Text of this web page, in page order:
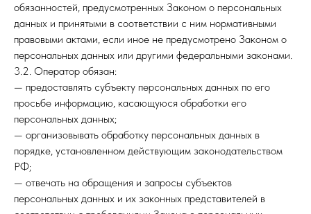
обязанностей, предусмотренных Законом о персональных
данных и принятыми в соответствии с ним нормативными
правовыми актами, если иное не предусмотрено Законом о
персональных данных или другими федеральными законами.
3.2. Оператор обязан:
— предоставлять субъекту персональных данных по его
просьбе информацию, касающуюся обработки его
персональных данных;
— организовывать обработку персональных данных в
порядке, установленном действующим законодательством
РФ;
— отвечать на обращения и запросы субъектов
персональных данных и их законных представителей в